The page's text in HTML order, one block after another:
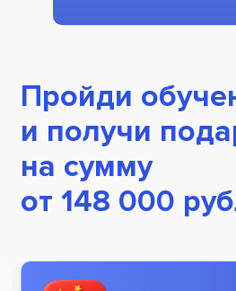
Пройди
и получи
на сумму
от 148 000